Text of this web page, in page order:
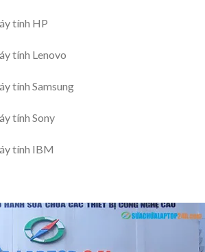
tính HP
tính Lenovo
tính Samsung
tính Sony
tính IBM